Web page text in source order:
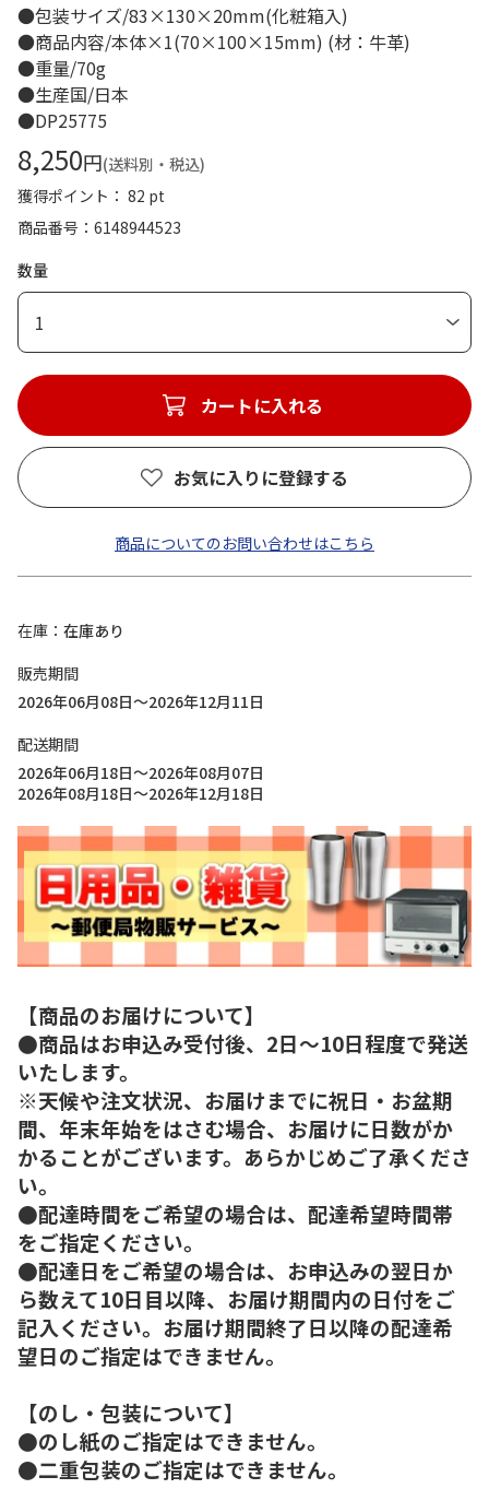
●包装サイズ/83×130×20mm(化粧箱入)
●商品内容/本体×1(70×100×15mm) (材：牛革)
●重量/70g
●生産国/日本
●DP25775
8,250円(送料別・税込)
獲得ポイント： 82 pt
商品番号
6148944523
数量
1
カートに入れる
お気に入りに登録する
商品についてのお問い合わせはこちら
在庫
在庫あり
販売期間
2026年06月08日～2026年12月11日
配送期間
2026年06月18日～2026年08月07日
2026年08月18日～2026年12月18日
【商品のお届けについて】
●商品はお申込み受付後、2日～10日程度で発送
いたします。
※天候や注文状況、お届けまでに祝日・お盆期
間、年末年始をはさむ場合、お届けに日数がか
かることがございます。あらかじめご了承くださ
い。
●配達時間をご希望の場合は、配達希望時間帯
をご指定ください。
●配達日をご希望の場合は、お申込みの翌日か
ら数えて10日目以降、お届け期間内の日付をご
記入ください。お届け期間終了日以降の配達希
望日のご指定はできません。
【のし・包装について】
●のし紙のご指定はできません。
●二重包装のご指定はできません。